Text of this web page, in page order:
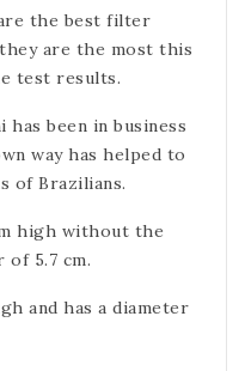
the best filter
are the most this
test results.
has been in business
way has helped to
of Brazilians.
high without the
5.7 cm.
and has a diameter